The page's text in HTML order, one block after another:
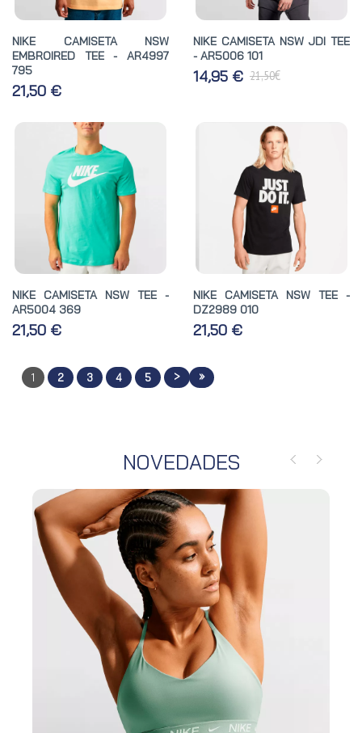
NIKE CAMISETA NSW
EMBROIRED TEE - AR4997
795
21,50 €
NIKE CAMISETA NSW JDI TEE
- AR5006 101
14,95 € 21,50€
NIKE CAMISETA NSW TEE -
AR5004 369
21,50 €
NIKE CAMISETA NSW TEE -
DZ2989 010
21,50 €
1 2 3 4 5 > »
NOVEDADES